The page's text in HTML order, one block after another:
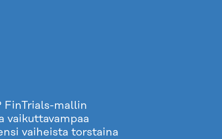
FinTrials-mallin
vaikuttavampaa
vaiheista torstaina